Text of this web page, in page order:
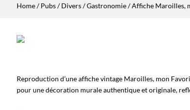
Home/Pubs / Divers/Gastronomie/ Affiche Maroilles,
Reproduction d’une affiche vintage Maroilles, mon
pour une décoration murale authentique et originale,